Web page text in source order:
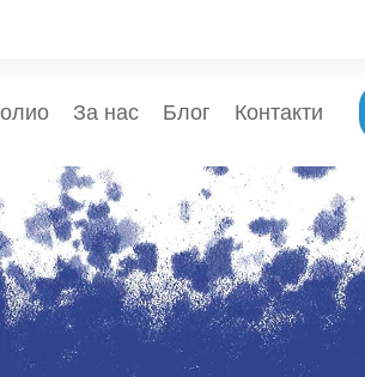
За нас Блог Контакти